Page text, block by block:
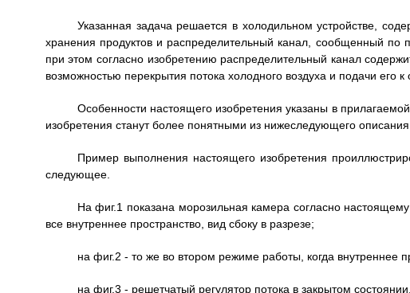
Указанная задача решается в холодильном устройстве,
хранения продуктов и распределительный канал, сообщенный по
при этом согласно изобретению распределительный канал
возможностью перекрытия потока холодного воздуха и подачи его
Особенности настоящего изобретения указаны в
изобретения станут более понятными из нижеследующего
Пример выполнения настоящего изобретения
следующее.
На фиг.1 показана морозильная камера согласно
все внутреннее пространство, вид сбоку в разрезе;
на фиг.2 - то же во втором режиме работы, когда внутреннее
на фиг.3 - решетчатый регулятор потока в закрытом